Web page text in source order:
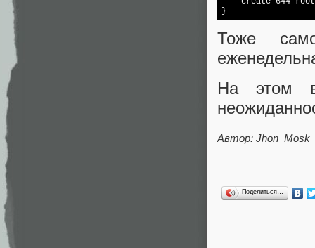
Тоже
На этом
Автор: Jhon_Mosk
Поделиться…